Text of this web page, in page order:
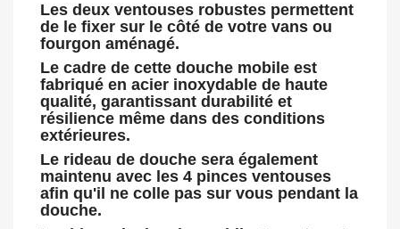
Les deux ventouses robustes permettent
de le fixer sur le côté de votre vans ou
fourgon aménagé.
Le cadre de cette douche mobile est
fabriqué en acier inoxydable de haute
qualité, garantissant durabilité et
résilience même dans des conditions
extérieures.
Le rideau de douche sera également
maintenu avec les 4 pinces ventouses
afin qu'il ne colle pas sur vous pendant la
douche.